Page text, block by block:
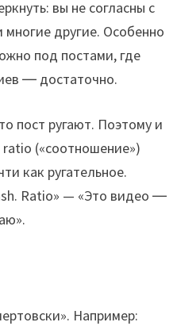
вы не согласны с
другие. Особенно
под постами, где
― достаточно.
пост ругают. Поэтому и
(«соотношение»)
как ругательное.
Ratio» — «Это видео ―
Например: